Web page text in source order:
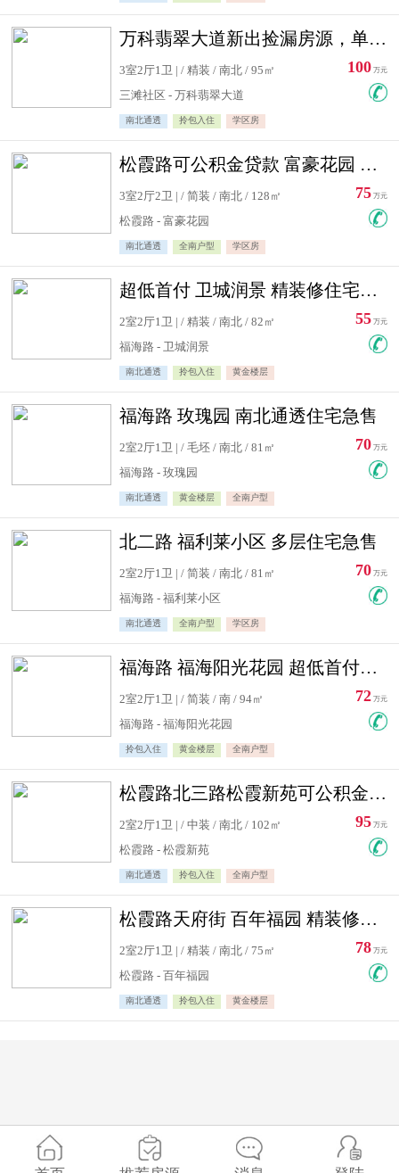
万科翡翠大道新出捡漏房源，单价10500精装修
3室2厅1卫 | / 精装 / 南北 / 95㎡
三滩社区 - 万科翡翠大道
南北通透 拎包入住 学区房
100 万元
松霞路可公积金贷款 富豪花园 复式住宅急售送小棚
3室2厅2卫 | / 简装 / 南北 / 128㎡
松霞路 - 富豪花园
南北通透 全南户型 学区房
75 万元
超低首付 卫城润景 精装修住宅急售 可公积金贷款
2室2厅1卫 | / 精装 / 南北 / 82㎡
福海路 - 卫城润景
南北通透 拎包入住 黄金楼层
55 万元
福海路 玫瑰园 南北通透住宅急售
2室2厅1卫 | / 毛坯 / 南北 / 81㎡
福海路 - 玫瑰园
南北通透 黄金楼层 全南户型
70 万元
北二路 福利莱小区 多层住宅急售
2室2厅1卫 | / 简装 / 南北 / 81㎡
福海路 - 福利莱小区
南北通透 全南户型 学区房
70 万元
福海路 福海阳光花园 超低首付住宅急售
2室2厅1卫 | / 简装 / 南 / 94㎡
福海路 - 福海阳光花园
拎包入住 黄金楼层 全南户型
72 万元
松霞路北三路松霞新苑可公积金贷款北小区南北通透住宅急售
2室2厅1卫 | / 中装 / 南北 / 102㎡
松霞路 - 松霞新苑
南北通透 拎包入住 全南户型
95 万元
松霞路天府街 百年福园 精装修住宅急售
2室2厅1卫 | / 精装 / 南北 / 75㎡
松霞路 - 百年福园
南北通透 拎包入住 黄金楼层
78 万元